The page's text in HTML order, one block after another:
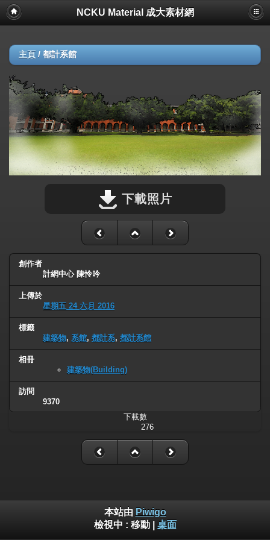
NCKU Material 成大素材網
主頁 / 都計系館
下載照片
創作者
計網中心 陳怜吟
上傳於
星期五 24 六月 2016
標籤
建築物, 系館, 都計系, 都計系館
相冊
建築物(Building)
訪問
9370
下載數
276
本站由 Piwigo
檢視中 : 移動| 桌面